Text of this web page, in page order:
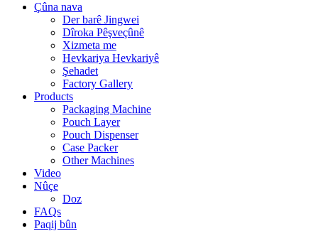
Çûna nava
Der barê Jingwei
Dîroka Pêşveçûnê
Xizmeta me
Hevkariya Hevkariyê
Şehadet
Factory Gallery
Products
Packaging Machine
Pouch Layer
Pouch Dispenser
Case Packer
Other Machines
Video
Nûçe
Doz
FAQs
Paqij bûn